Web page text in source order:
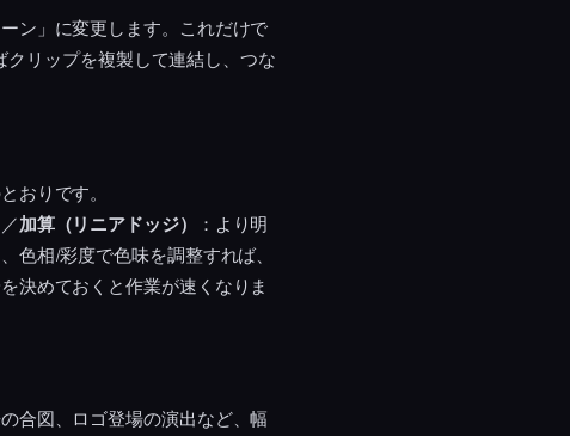
ン」に変更します。これだけで
リップを複製して連結し、つな
おりです。
加算（リニアドッジ）
：より明
色相/彩度で色味を調整すれば、
決めておくと作業が速くなりま
合図、ロゴ登場の演出など、幅